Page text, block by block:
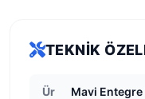
TEKNIK
Ür Mavi Entegre